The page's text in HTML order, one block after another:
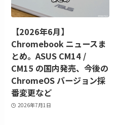
【2026年6月】
Chromebook ニュースま
とめ。ASUS CM14 /
CM15 の国内発売、今後の
ChromeOS バージョン採
番変更など
2026年7月1日